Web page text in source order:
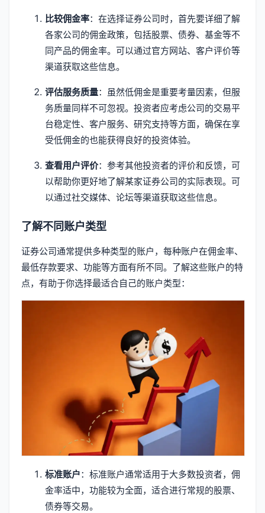
比较佣金率：在选择证券公司时，首先要详细了解
各家公司的佣金政策，包括股票、债券、基金等不
同产品的佣金率。可以通过官方网站、客户评价等
渠道获取这些信息。
评估服务质量：虽然低佣金是重要考量因素，但服
务质量同样不可忽视。投资者应考虑公司的交易平
台稳定性、客户服务、研究支持等方面，确保在享
受低佣金的也能获得良好的投资体验。
查看用户评价：参考其他投资者的评价和反馈，可
以帮助你更好地了解某家证券公司的实际表现。可
以通过社交媒体、论坛等渠道获取这些信息。
了解不同账户类型
证券公司通常提供多种类型的账户，每种账户在佣金率、
最低存款要求、功能等方面有所不同。了解这些账户的特
点，有助于你选择最适合自己的账户类型：
标准账户：标准账户通常适用于大多数投资者，佣
金率适中，功能较为全面，适合进行常规的股票、
债券等交易。